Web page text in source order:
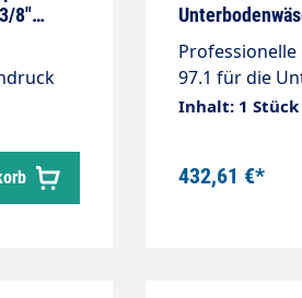
8"
max. 45
97.1 für die
Rollen: POM.
601 Anschluss:
Inhalt: 1 Stück
432,61 €*